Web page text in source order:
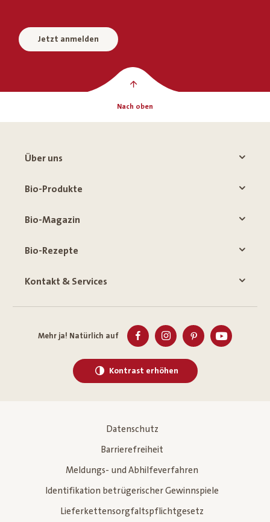
Jetzt anmelden
Nach oben
Über uns
Bio-Produkte
Bio-Magazin
Bio-Rezepte
Kontakt & Services
Mehr ja! Natürlich auf
Kontrast erhöhen
Datenschutz
Barrierefreiheit
Meldungs- und Abhilfeverfahren
Identifikation betrügerischer Gewinnspiele
Lieferkettensorgfaltspflichtgesetz